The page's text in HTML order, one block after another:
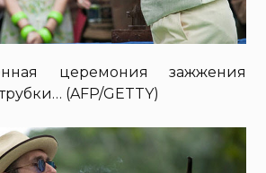
церемония зажжения
(AFP/GETTY)